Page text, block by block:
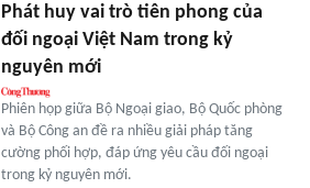
Phát huy vai trò tiên phong của
đối ngoại Việt Nam trong kỷ
nguyên mới
Phiên họp giữa Bộ Ngoại giao, Bộ Quốc phòng
và Bộ Công an đề ra nhiều giải pháp tăng
cường phối hợp, đáp ứng yêu cầu đối ngoại
trong kỷ nguyên mới.